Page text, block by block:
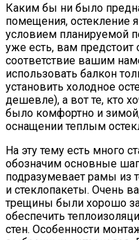
Каким бы ни было
помещения, остекление
условием планируемой
уже есть, вам предстоит
соответствие вашим
использовать балкон
установить холодное
дешевле), а вот те, кто
было комфортно и
оснащении теплым
На эту тему есть много
обозначим основные
подразумевает рамы из
и стеклопакеты. Очень
трещины были хорошо
обеспечить
стен. Особенности